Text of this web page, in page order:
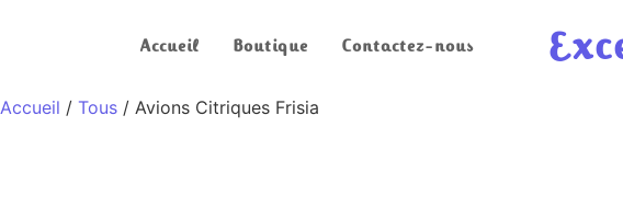
Accueil Boutique Contactez-nous
Accueil / Tous / Avions Citriques Frisia